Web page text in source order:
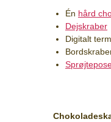
Én hård
Dejskraber
Digitalt